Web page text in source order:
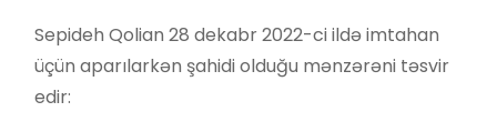
Sepideh Qolian 28 dekabr 2022-ci ildə imtahan
üçün aparılarkən şahidi olduğu mənzərəni təsvir
edir: